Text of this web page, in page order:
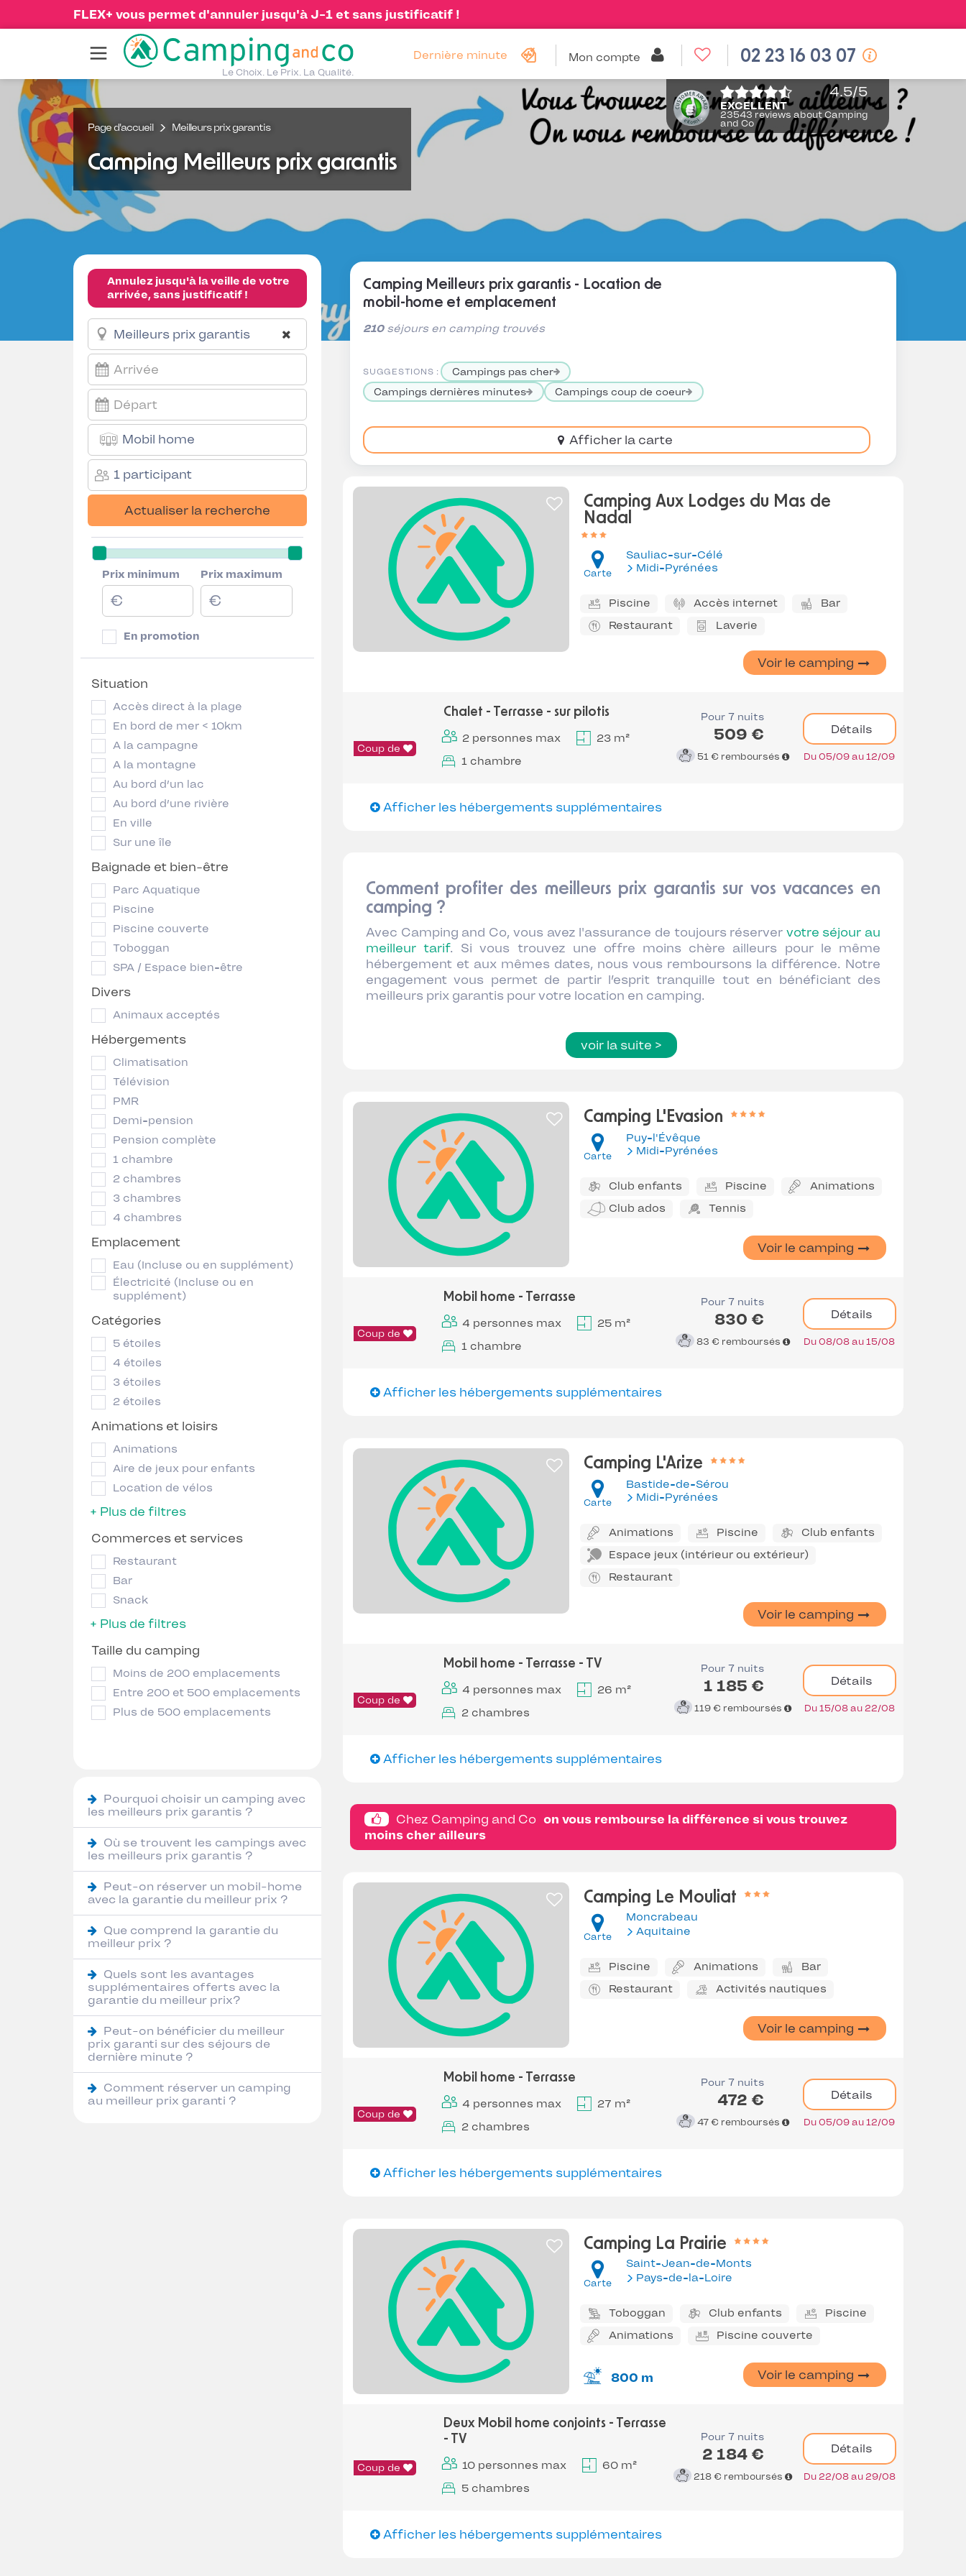
FLEX+ vous permet d'annuler jusqu'à J-1 et sans justificatif !
Le Choix. Le Prix. La Qualité.
Dernière minute Mon compte 02 23 16 03 07
EXCELLENT
4.5/5
23543 reviews about Camping
and Co
Page d'accueil Meilleurs prix garantis
Camping Meilleurs prix garantis
Annulez jusqu'à la veille de votre
arrivée, sans justificatif !
Mobil home
1 participant
Actualiser la recherche
Prix minimum Prix maximum
En promotion
Situation
Accès direct à la plage
En bord de mer < 10km
A la campagne
A la montagne
Au bord d’un lac
Au bord d’une rivière
En ville
Sur une île
Baignade et bien-être
Parc Aquatique
Piscine
Piscine couverte
Toboggan
SPA / Espace bien-être
Divers
Animaux acceptés
Hébergements
Climatisation
Télévision
PMR
Demi-pension
Pension complète
1 chambre
2 chambres
3 chambres
4 chambres
Emplacement
Eau (Incluse ou en supplément)
Électricité (Incluse ou en
supplément)
Catégories
5 étoiles
4 étoiles
3 étoiles
2 étoiles
Animations et loisirs
Animations
Aire de jeux pour enfants
Location de vélos
+ Plus de filtres
Commerces et services
Restaurant
Bar
Snack
+ Plus de filtres
Taille du camping
Moins de 200 emplacements
Entre 200 et 500 emplacements
Plus de 500 emplacements
Pourquoi choisir un camping avec
les meilleurs prix garantis ?
Où se trouvent les campings avec
les meilleurs prix garantis ?
Peut-on réserver un mobil-home
avec la garantie du meilleur prix ?
Que comprend la garantie du
meilleur prix ?
Quels sont les avantages
supplémentaires offerts avec la
garantie du meilleur prix?
Peut-on bénéficier du meilleur
prix garanti sur des séjours de
dernière minute ?
Comment réserver un camping
au meilleur prix garanti ?
Camping Meilleurs prix garantis - Location de
mobil-home et emplacement
210séjours en camping trouvés
SUGGESTIONS :
Campings pas cher
Campings dernières minutes
Campings coup de coeur
Afficher la carte
Camping Aux Lodges du Mas de
Nadal
Carte
Sauliac-sur-Célé
Midi-Pyrénées
Piscine Accès internet
Bar
Restaurant
Laverie
Voir le camping
Coup de
Chalet - Terrasse - sur pilotis
2 personnes max
23 m²
1 chambre
Pour 7 nuits
509 €
51 € remboursés
Détails
Du 05/09 au 12/09
Afficher les hébergements supplémentaires
Comment profiter des meilleurs prix garantis sur vos vacances en
camping ?
Avec Camping and Co, vous avez l'assurance de toujours réserver votre séjour au
meilleur tarif. Si vous trouvez une offre moins chère ailleurs pour le même
hébergement et aux mêmes dates, nous vous remboursons la différence. Notre
engagement vous permet de partir l’esprit tranquille tout en bénéficiant des
meilleurs prix garantis pour votre location en camping.
voir la suite >
Camping L'Evasion
Carte
Puy-l'Évêque
Midi-Pyrénées
Club enfants Piscine
Animations
Club ados
Tennis
Voir le camping
Coup de
Mobil home - Terrasse
4 personnes max
25 m²
1 chambre
Pour 7 nuits
830 €
83 € remboursés
Détails
Du 08/08 au 15/08
Afficher les hébergements supplémentaires
Camping L'Arize
Carte
Bastide-de-Sérou
Midi-Pyrénées
Animations Piscine
Club enfants
Espace jeux (intérieur ou extérieur)
Restaurant
Voir le camping
Coup de
Mobil home - Terrasse - TV
4 personnes max
26 m²
2 chambres
Pour 7 nuits
1 185 €
119 € remboursés
Détails
Du 15/08 au 22/08
Afficher les hébergements supplémentaires
Chez Camping and Co on vous rembourse la différence si vous trouvez
moins cher ailleurs
Camping Le Mouliat
Carte
Moncrabeau
Aquitaine
Piscine Animations
Bar
Restaurant
Activités nautiques
Voir le camping
Coup de
Mobil home - Terrasse
4 personnes max
27 m²
2 chambres
Pour 7 nuits
472 €
47 € remboursés
Détails
Du 05/09 au 12/09
Afficher les hébergements supplémentaires
Camping La Prairie
Carte
Saint-Jean-de-Monts
Pays-de-la-Loire
Toboggan Club enfants
Piscine
Animations
Piscine couverte
800 m Voir le camping
Coup de
Deux Mobil home conjoints - Terrasse
- TV
10 personnes max
60 m²
5 chambres
Pour 7 nuits
2 184 €
218 € remboursés
Détails
Du 22/08 au 29/08
Afficher les hébergements supplémentaires